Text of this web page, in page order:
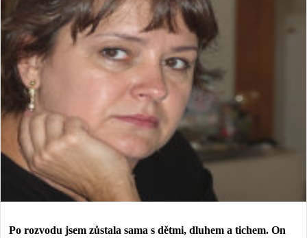
Po rozvodu jsem zůstala sama s dětmi, dluhem a tichem. On